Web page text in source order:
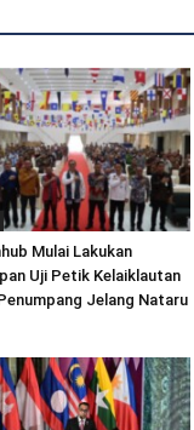
Mulai Lakukan
Uji Petik Kelaiklautan
Jelang Nataru